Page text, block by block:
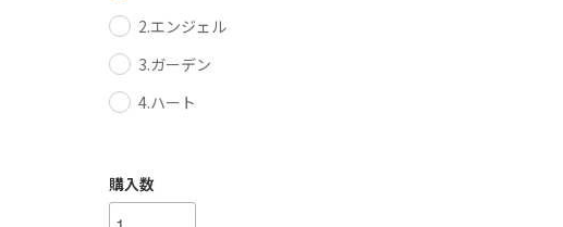
2.エンジェル
3.ガーデン
4.ハート
購入数